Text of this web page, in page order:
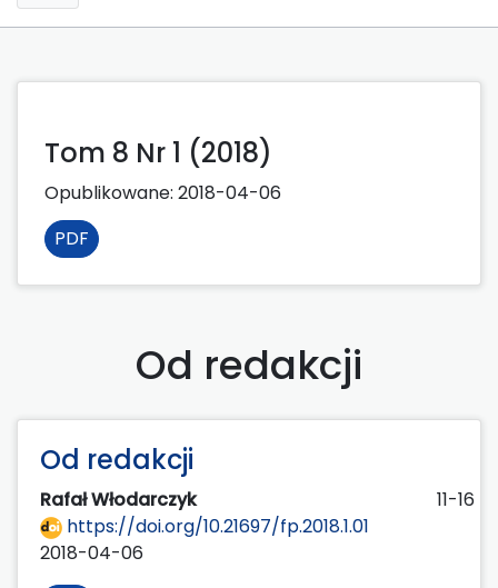
Tom 8 Nr 1 (2018)
Opublikowane: 2018-04-06
PDF
Od redakcji
Od redakcji
Rafał Włodarczyk
11-16
https://doi.org/10.21697/fp.2018.1.01
2018-04-06